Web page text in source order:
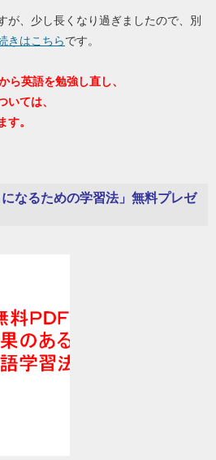
が、少し長くなり過ぎましたので、別
きはこちらです。
ら英語を勉強し直し、
いては、
す。
なるための学習法」無料プレゼ